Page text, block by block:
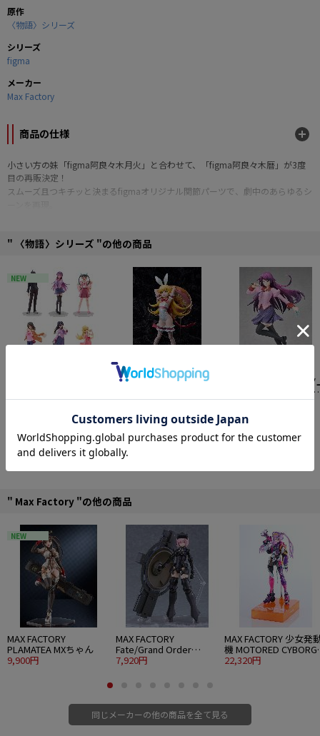
原作
〈物語〉シリーズ
シリーズ
figma
メーカー
Max Factory
商品の仕様
小さい方の妹「figma阿良々木月火」と合わせて、「figma阿良々木暦」が3度
目の再販決定！
スムーズ且つキチッと決まるfigmaオリジナル関節パーツで、劇中のあらゆるシ
表情は「通常顔」と「驚き顔」に加え、劇中でよく見せる「ツッコミ顔」をご
学生カバンや左目が見える交換用「前髪パーツ」の他、バトルシーンを再現で
きるエフェクトパーツも付属します。
さらに先にご案内した「figma戦場ヶ原ひたぎ」用の鉛筆持ち手もお付けしまし
た。
ひたぎと暦の様々な劇中シーンを再現してお楽しみ下さい。
さまざまなシーンを可能にする可動支柱付きのfigma専用台座が同梱。
※こちらの商品は阿良々木暦のみになります。
■専用台座付属
■全高：約140mm
■原型制作：マックスファクトリー・浅井真紀
©西尾維新/講談社・アニプレックス・シャフト
" 〈物語〉シリーズ "の他の商品
NEW
入り1BOX
16,199円
A・DIMENSION 〈物語〉
バニーVer.
26,730円
グッドスマイルアーツ
POP UP PARADE 戦場
7,920円
同じ原作の他の商品を全て見る
" Max Factory "の他の商品
NEW
MAX FACTORY
PLAMATEA MXちゃん
9,900円
MAX FACTORY
Fate/Grand Order
PLAMATEA シールダー/
7,920円
MAX FACTORY 少女発
機 MOTORED CYBORG
RUNNER SSX-155c
22,320円
同じメーカーの他の商品を全て見る